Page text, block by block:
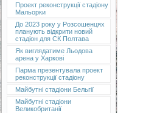
Проект реконструкції стадіону
Мальорки
До 2023 року у Розсошенцях
планують відкрити новий
стадіон для СК Полтава
Як виглядатиме Льодова
арена у Харкові
Парма презентувала проект
реконструкції стадіону
Майбутні стадіони Бельгії
Майбутні стадіони
Великобританії